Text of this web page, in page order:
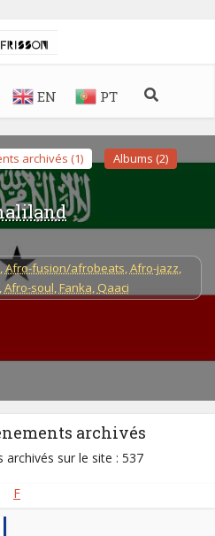
EN PT
archivés (1) Albums (2)
,Afro-fusion/afrobeats,Afro-jazz,
,Afro-soul, Fanka, Qaaci
archivés
archivés sur le site : 537
F